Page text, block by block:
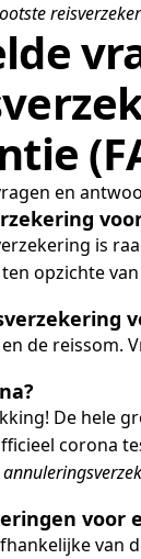
en
is
opzichte van
de reissom.
De hele
corona
voor
van